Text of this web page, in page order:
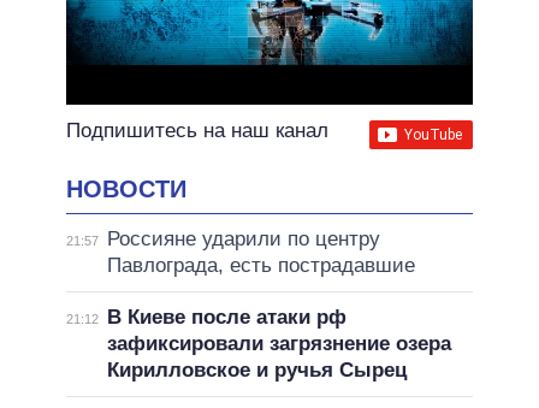
Подпишитесь на наш канал
НОВОСТИ
21:57
Россияне ударили по центру
Павлограда, есть пострадавшие
21:12
В Киеве после атаки рф
зафиксировали загрязнение озера
Кирилловское и ручья Сырец